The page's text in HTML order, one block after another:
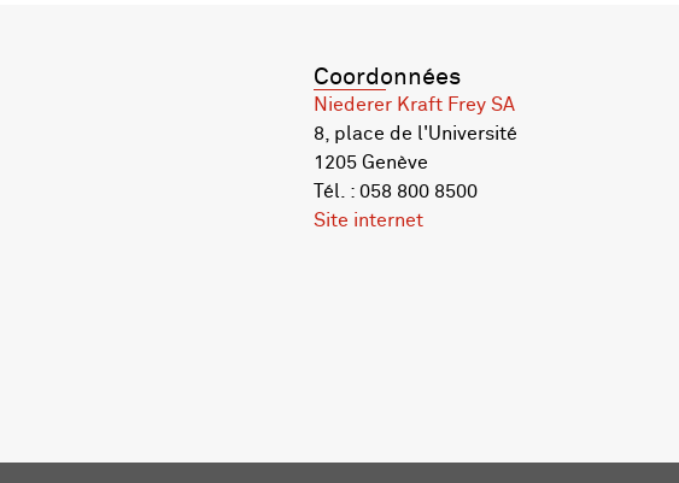
Coordonnées
Niederer Kraft Frey SA
8, place de l'Université
1205 Genève
Tél. : 058 800 8500
Site internet